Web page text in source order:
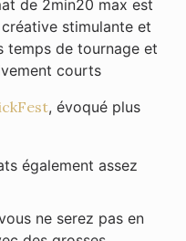
de 2min20 max est
stimulante et
temps de tournage et
courts
, évoqué plus
également assez
ne serez pas en